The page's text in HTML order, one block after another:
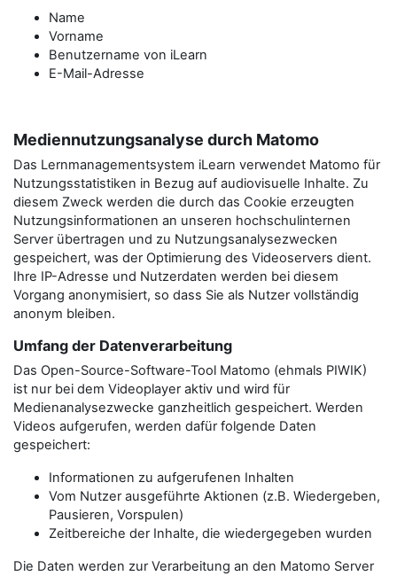
Name
Vorname
Benutzername von iLearn
E-Mail-Adresse
Mediennutzungsanalyse durch Matomo
Das Lernmanagementsystem iLearn verwendet Matomo für
Nutzungsstatistiken in Bezug auf audiovisuelle Inhalte. Zu
diesem Zweck werden die durch das Cookie erzeugten
Nutzungsinformationen an unseren hochschulinternen
Server übertragen und zu Nutzungsanalysezwecken
gespeichert, was der Optimierung des Videoservers dient.
Ihre IP-Adresse und Nutzerdaten werden bei diesem
Vorgang anonymisiert, so dass Sie als Nutzer vollständig
anonym bleiben.
Umfang der Datenverarbeitung
Das Open-Source-Software-Tool Matomo (ehmals PIWIK)
ist nur bei dem Videoplayer aktiv und wird für
Medienanalysezwecke ganzheitlich gespeichert. Werden
Videos aufgerufen, werden dafür folgende Daten
gespeichert:
Informationen zu aufgerufenen Inhalten
Vom Nutzer ausgeführte Aktionen (z.B. Wiedergeben,
Pausieren, Vorspulen)
Zeitbereiche der Inhalte, die wiedergegeben wurden
Die Daten werden zur Verarbeitung an den Matomo Server